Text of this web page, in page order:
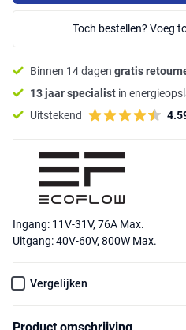
Toch bestellen? Voeg
Binnen 14 dagen gratis
13 jaar specialist in
Uitstekend
Ingang: 11V-31V, 76A Max.
Uitgang: 40V-60V, 800W Max.
Vergelijken